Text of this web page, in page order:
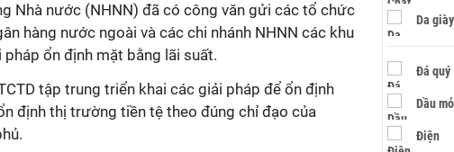
Nhà nước (NHNN) đã có công văn gửi các tổ chức
hàng nước ngoài và các chi nhánh NHNN các khu
ổn định mặt bằng lãi suất.
tập trung triển khai các giải pháp để ổn định
định thị trường tiền tệ theo đúng chỉ đạo của
Da giày
Đá quý
Dầu mỏ
Điện